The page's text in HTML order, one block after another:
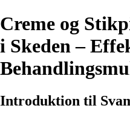
Creme og
i Skeden –
Introduktion til